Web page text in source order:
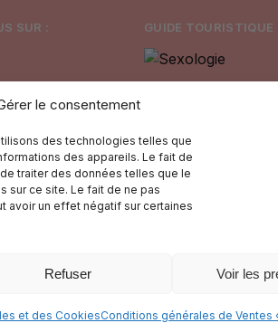
le consentement
des technologies telles que
des appareils. Le fait de
traiter des données telles que le
sur ce site. Le fait de ne pas
avoir un effet négatif sur certaines
Refuser Voir les
et des CookiesConditions générales de Ventes
SUR : GUIDE TOURISTIQUE
Paiement